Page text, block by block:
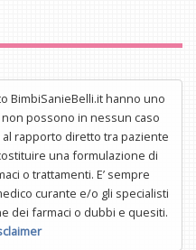
BimbiSanieBelli.it hanno uno
possono in nessun caso
rapporto diretto tra paziente
una formulazione di
o trattamenti. E’ sempre
curante e/o gli specialisti
dei farmaci o dubbi e quesiti.